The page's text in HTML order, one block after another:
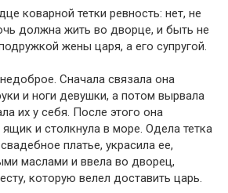
коварной тетки ревность: нет, не
должна жить во дворце, и быть не
жены царя, а его супругой.
Сначала связала она
и ноги девушки, а потом вырвала
их у себя. После этого она
ящик и столкнула в море. Одела тетка
платье, украсила ее,
маслами и ввела во дворец,
которую велел доставить царь.